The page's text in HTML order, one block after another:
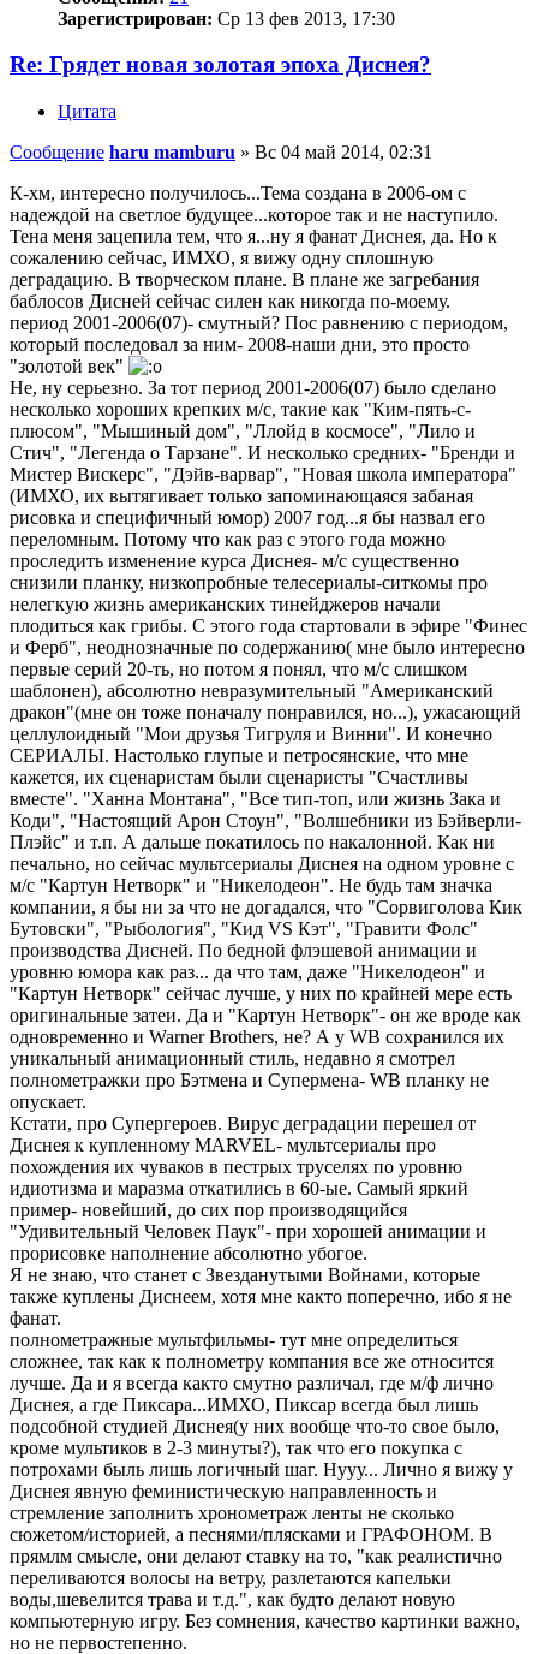
Зарегистрирован: Ср 13 фев 2013, 17:30
Re: Грядет новая золотая эпоха Диснея?
Цитата
Сообщение haru mamburu » Вс 04 май 2014, 02:31
К-хм, интересно получилось...Тема создана в 2006-ом с
надеждой на светлое будущее...которое так и не наступило.
Тена меня зацепила тем, что я...ну я фанат Диснея, да. Но к
сожалению сейчас, ИМХО, я вижу одну сплошную
деградацию. В творческом плане. В плане же загребания
баблосов Дисней сейчас силен как никогда по-моему.
период 2001-2006(07)- смутный? Пос равнению с периодом,
который последовал за ним- 2008-наши дни, это просто
"золотой век"
Не, ну серьезно. За тот период 2001-2006(07) было сделано
несколько хороших крепких м/с, такие как "Ким-пять-с-
плюсом", "Мышиный дом", "Ллойд в космосе", "Лило и
Стич", "Легенда о Тарзане". И несколько средних- "Бренди и
Мистер Вискерс", "Дэйв-варвар", "Новая школа императора"
(ИМХО, их вытягивает только запоминающаяся забаная
рисовка и специфичный юмор) 2007 год...я бы назвал его
переломным. Потому что как раз с этого года можно
проследить изменение курса Диснея- м/с существенно
снизили планку, низкопробные телесериалы-ситкомы про
нелегкую жизнь американских тинейджеров начали
плодиться как грибы. С этого года стартовали в эфире "Финес
и Ферб", неоднозначные по содержанию( мне было интересно
первые серий 20-ть, но потом я понял, что м/с слишком
шаблонен), абсолютно невразумительный "Американский
дракон"(мне он тоже поначалу понравился, но...), ужасающий
целлулоидный "Мои друзья Тигруля и Винни". И конечно
СЕРИАЛЫ. Настолько глупые и петросянские, что мне
кажется, их сценаристам были сценаристы "Счастливы
вместе". "Ханна Монтана", "Все тип-топ, или жизнь Зака и
Коди", "Настоящий Арон Стоун", "Волшебники из Бэйверли-
Плэйс" и т.п. А дальше покатилось по накалонной. Как ни
печально, но сейчас мультсериалы Диснея на одном уровне с
м/с "Картун Нетворк" и "Никелодеон". Не будь там значка
компании, я бы ни за что не догадался, что "Сорвиголова Кик
Бутовски", "Рыбология", "Кид VS Кэт", "Гравити Фолс"
производства Дисней. По бедной флэшевой анимации и
уровню юмора как раз... да что там, даже "Никелодеон" и
"Картун Нетворк" сейчас лучше, у них по крайней мере есть
оригинальные затеи. Да и "Картун Нетворк"- он же вроде как
одновременно и Warner Brоthers, не? А у WB сохранился их
уникальный анимационный стиль, недавно я смотрел
полнометражки про Бэтмена и Супермена- WB планку не
опускает.
Кстати, про Супергероев. Вирус деградации перешел от
Диснея к купленному MARVEL- мультсериалы про
похождения их чуваков в пестрых труселях по уровню
идиотизма и маразма откатились в 60-ые. Самый яркий
пример- новейший, до сих пор производящийся
"Удивительный Человек Паук"- при хорошей анимации и
прорисовке наполнение абсолютно убогое.
Я не знаю, что станет с Звезданутыми Войнами, которые
также куплены Диснеем, хотя мне както поперечно, ибо я не
фанат.
полнометражные мультфильмы- тут мне определиться
сложнее, так как к полнометру компания все же относится
лучше. Да и я всегда както смутно различал, где м/ф лично
Диснея, а где Пиксара...ИМХО, Пиксар всегда был лишь
подсобной студией Диснея(у них вообще что-то свое было,
кроме мультиков в 2-3 минуты?), так что его покупка с
потрохами быль лишь логичный шаг. Нууу... Лично я вижу у
Диснея явную феминистическую направленность и
стремление заполнить хронометраж ленты не сколько
сюжетом/историей, а песнями/плясками и ГРАФОНОМ. В
прямлм смысле, они делают ставку на то, "как реалистично
переливаются волосы на ветру, разлетаются капельки
воды,шевелится трава и т.д.", как будто делают новую
компьютерную игру. Без сомнения, качество картинки важно,
но не первостепенно.